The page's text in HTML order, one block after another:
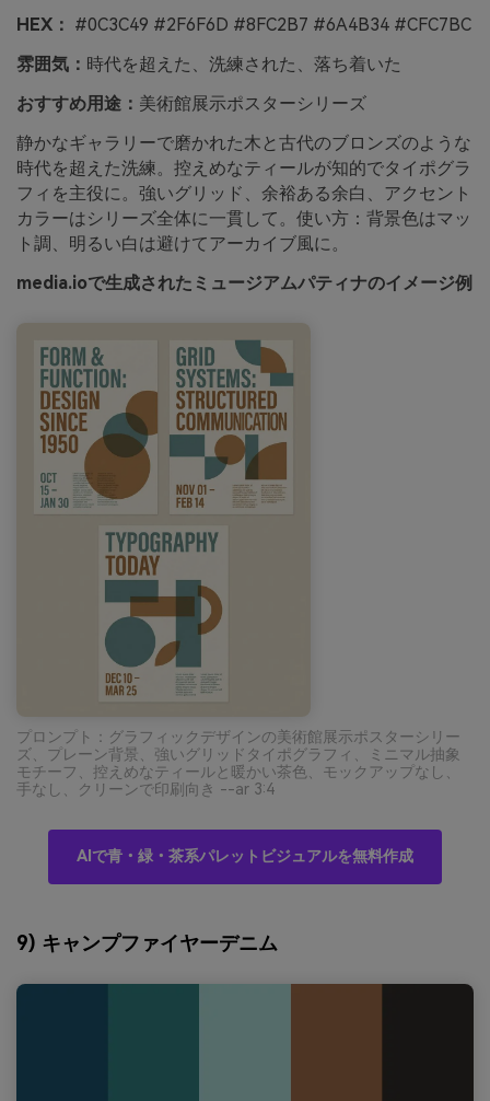
HEX： #0C3C49 #2F6F6D #8FC2B7 #6A4B34 #CFC7BC
雰囲気： 時代を超えた、洗練された、落ち着いた
おすすめ用途： 美術館展示ポスターシリーズ
静かなギャラリーで磨かれた木と古代のブロンズのような
時代を超えた洗練。控えめなティールが知的でタイポグラ
フィを主役に。強いグリッド、余裕ある余白、アクセント
カラーはシリーズ全体に一貫して。使い方：背景色はマッ
ト調、明るい白は避けてアーカイブ風に。
media.ioで生成されたミュージアムパティナのイメージ例
プロンプト：グラフィックデザインの美術館展示ポスターシリー
ズ、プレーン背景、強いグリッドタイポグラフィ、ミニマル抽象
モチーフ、控えめなティールと暖かい茶色、モックアップなし、
手なし、クリーンで印刷向き --ar 3:4
AIで青・緑・茶系パレットビジュアルを無料作成
9) キャンプファイヤーデニム